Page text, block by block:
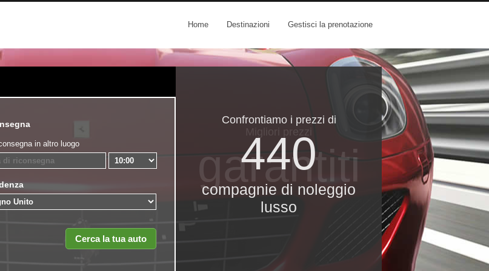
Home Destinazioni Gestisci la prenotazione
in altro luogo
Confrontiamo i prezzi di
440
compagnie di noleggio
lusso
Migliori prezzi
garantiti